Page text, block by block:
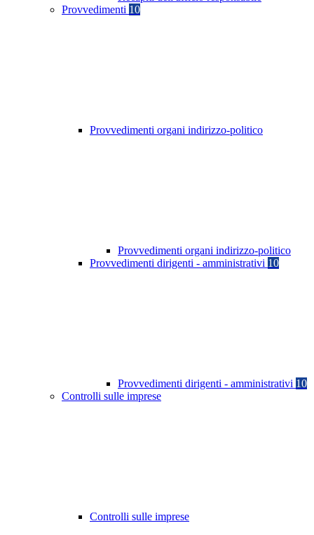
Provvedimenti 10
Provvedimenti organi indirizzo-politico
Provvedimenti organi indirizzo-politico
Provvedimenti dirigenti - amministrativi 10
Provvedimenti dirigenti - amministrativi 10
Controlli sulle imprese
Controlli sulle imprese